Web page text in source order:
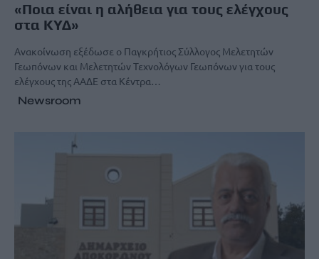
«Ποια είναι η αλήθεια για τους ελέγχους
στα ΚΥΔ»
Ανακοίνωση εξέδωσε ο Παγκρήτιος Σύλλογος Μελετητών
Γεωπόνων και Μελετητών Τεχνολόγων Γεωπόνων για τους
ελέγχους της ΑΑΔΕ στα Κέντρα…
Newsroom